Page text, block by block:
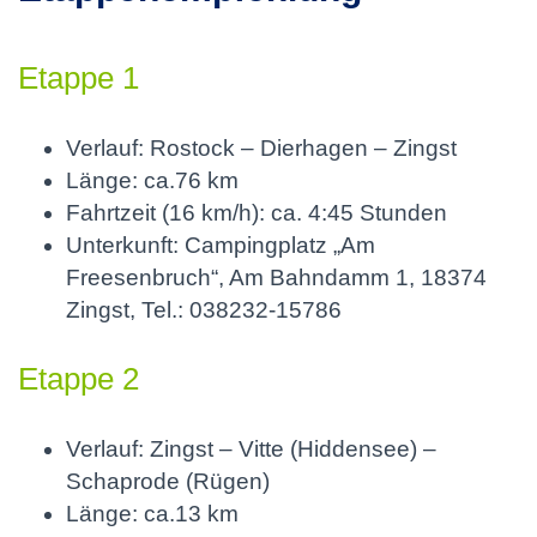
Etappe 1
Verlauf: Rostock – Dierhagen – Zingst
Länge: ca.76 km
Fahrtzeit (16 km/h): ca. 4:45 Stunden
Unterkunft: Campingplatz „Am
Freesenbruch“, Am Bahndamm 1, 18374
Zingst, Tel.: 038232-15786
Etappe 2
Verlauf: Zingst – Vitte (Hiddensee) –
Schaprode (Rügen)
Länge: ca.13 km